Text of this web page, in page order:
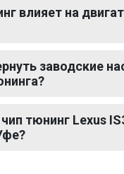
влияет на
заводские
тюнинг Lexus